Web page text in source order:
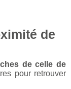
de
de celle de
pour retrouver